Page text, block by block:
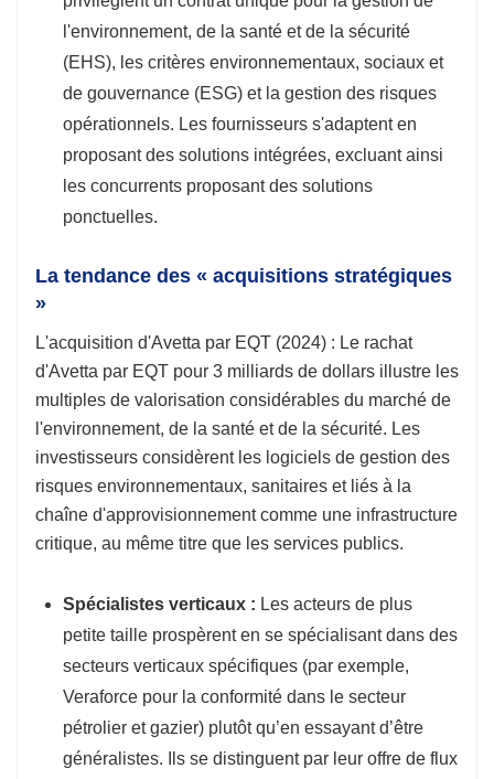
l'environnement, de la santé et de la sécurité
(EHS), les critères environnementaux, sociaux et
de gouvernance (ESG) et la gestion des risques
opérationnels. Les fournisseurs s'adaptent en
proposant des solutions intégrées, excluant ainsi
les concurrents proposant des solutions
ponctuelles.
La tendance des « acquisitions stratégiques
»
L'acquisition d'Avetta par EQT (2024) : Le rachat
d'Avetta par EQT pour 3 milliards de dollars illustre les
multiples de valorisation considérables du marché de
l'environnement, de la santé et de la sécurité. Les
investisseurs considèrent les logiciels de gestion des
risques environnementaux, sanitaires et liés à la
chaîne d'approvisionnement comme une infrastructure
critique, au même titre que les services publics.
Spécialistes verticaux : Les acteurs de plus
petite taille prospèrent en se spécialisant dans des
secteurs verticaux spécifiques (par exemple,
Veraforce pour la conformité dans le secteur
pétrolier et gazier) plutôt qu’en essayant d’être
généralistes. Ils se distinguent par leur offre de flux